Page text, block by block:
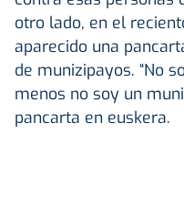
otro lado, en el
aparecido una
de munizipayos. “No
menos no soy un
pancarta en euskera.